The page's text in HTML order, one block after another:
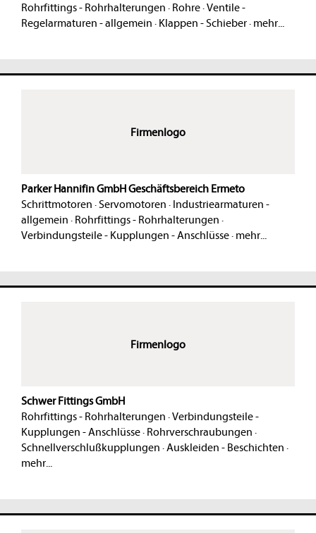
Rohrfittings - Rohrhalterungen · Rohre·Ventile -
Regelarmaturen - allgemein · Klappen - Schieber· mehr...
Firmenlogo
Parker Hannifin GmbH Geschäftsbereich Ermeto
Schrittmotoren · Servomotoren · Industriearmaturen -
allgemein · Rohrfittings - Rohrhalterungen ·
Verbindungsteile - Kupplungen - Anschlüsse· mehr...
Firmenlogo
Schwer Fittings GmbH
Rohrfittings - Rohrhalterungen ·Verbindungsteile -
Kupplungen - Anschlüsse· Rohrverschraubungen ·
Schnellverschlußkupplungen ·Auskleiden - Beschichten ·
mehr...